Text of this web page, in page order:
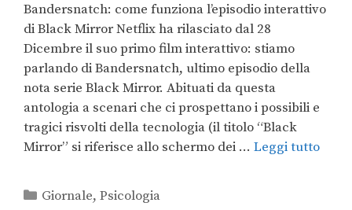
Bandersnatch: come funziona l’episodio interattivo
di Black Mirror Netflix ha rilasciato dal 28
Dicembre il suo primo film interattivo: stiamo
parlando di Bandersnatch, ultimo episodio della
nota serie Black Mirror. Abituati da questa
antologia a scenari che ci prospettano i possibili e
tragici risvolti della tecnologia (il titolo “Black
Mirror” si riferisce allo schermo dei … Leggi tutto
Giornale,Psicologia